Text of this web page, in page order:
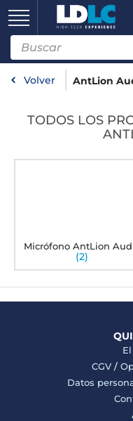
Volver AntLion
TODOS LOS
Micrófono AntLion
(2)
CGV/
Datos